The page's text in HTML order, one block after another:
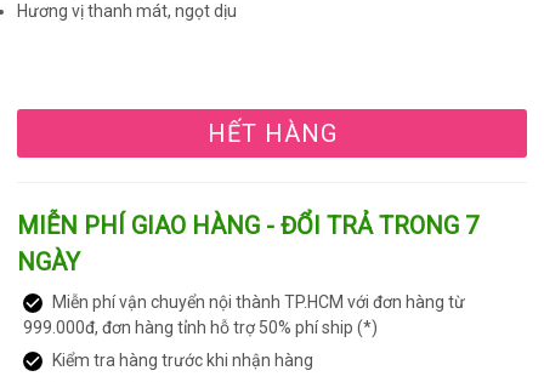
Hương vị thanh mát, ngọt dịu
HẾT HÀNG
MIỄN PHÍ GIAO HÀNG - ĐỔI TRẢ TRONG 7
NGÀY
Miễn phí vận chuyển nội thành TP.HCM với đơn hàng từ
999.000đ, đơn hàng tỉnh hỗ trợ 50% phí ship (*)
Kiểm tra hàng trước khi nhận hàng